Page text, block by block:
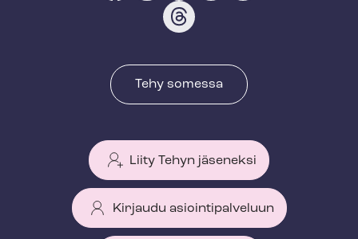
Tehy somessa
Liity Tehyn jäseneksi
Kirjaudu asiointipalveluun